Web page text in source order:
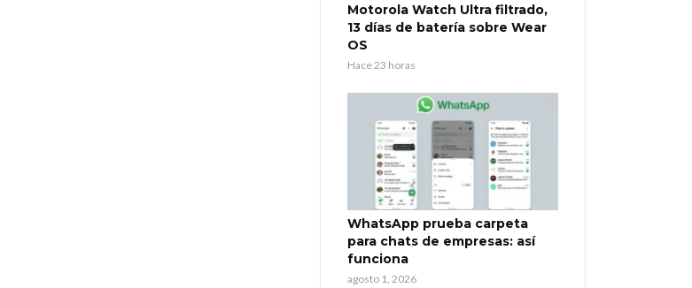
Motorola Watch Ultra filtrado,
13 días de batería sobre Wear
OS
Hace 23 horas
WhatsApp prueba carpeta
para chats de empresas: así
funciona
agosto 1, 2026